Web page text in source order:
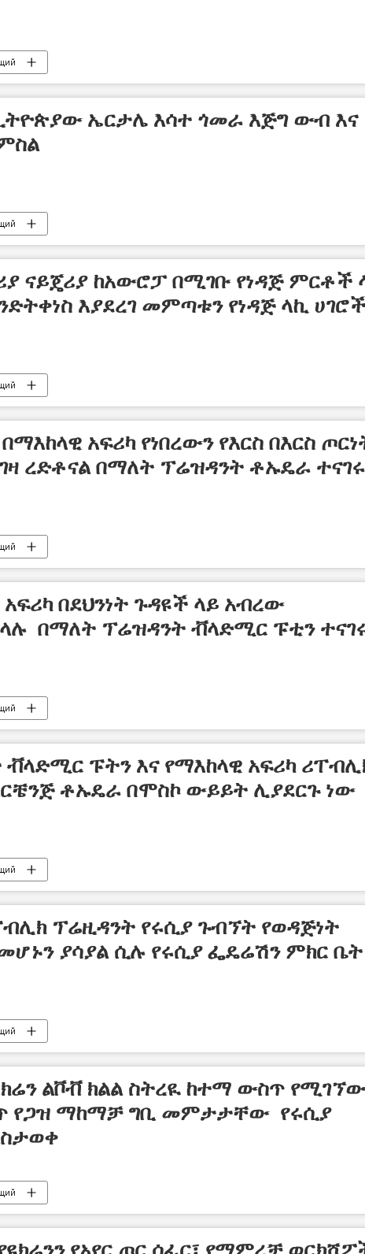
ኤርታሌ እሳተ ጎመራ እጅግ ውብ እና
ናይጄሪያ ከአውሮፓ በሚገቡ የነዳጅ ምርቶች
እያደረገ መምጣቱን የነዳጅ ላኪ ሀገሮች
አፍሪካ የነበረውን የእርስ በእርስ
ረድቶናል በማለት ፕሬዝዳንት ቶኡዴራ ተናገሩ
በደህንነት ጉዳዩች ላይ አብረው
በማለት ፕሬዝዳንት ቭላድሚር ፑቲን
ፑትን እና የማእከላዊ አፍሪካ
ቶኡዴራ በሞስኮ ውይይት ሊያደርጉ ነው
ፕሬዚዳንት የሩሲያ ጉብኘት የወዳጅነት
ያሳያል ሲሉ የሩሲያ ፌዴሬሽን ምክር ቤት
ልቮቭ ክልል ስትረዪ ከተማ ውስጥ
የጋዝ ማከማቻ ግቢ መምታታቸው የሩሲያ